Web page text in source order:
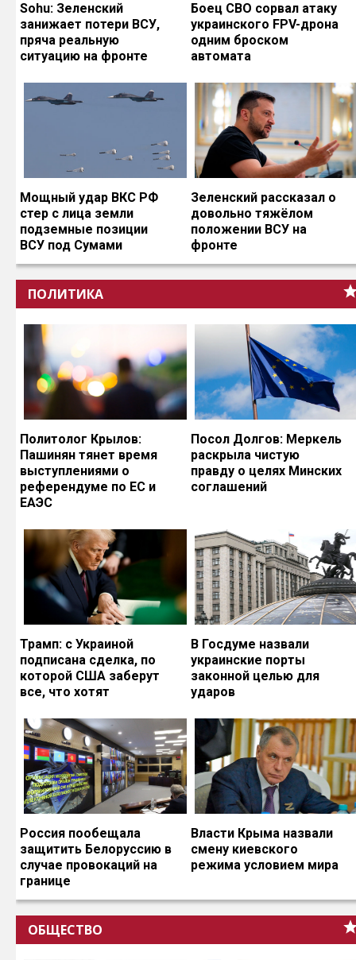
Sohu: Зеленский
занижает потери ВСУ,
пряча реальную
ситуацию на фронте
Боец СВО сорвал атаку
украинского FPV-дрона
одним броском
автомата
Мощный удар ВКС РФ
стер с лица земли
подземные позиции
ВСУ под Сумами
Зеленский рассказал о
довольно тяжёлом
положении ВСУ на
фронте
ПОЛИТИКА
Политолог Крылов:
Пашинян тянет время
выступлениями о
референдуме по ЕС и
ЕАЭС
Посол Долгов: Меркель
раскрыла чистую
правду о целях Минских
соглашений
Трамп: с Украиной
подписана сделка, по
которой США заберут
все, что хотят
В Госдуме назвали
украинские порты
законной целью для
ударов
Россия пообещала
защитить Белоруссию в
случае провокаций на
границе
Власти Крыма назвали
смену киевского
режима условием мира
ОБЩЕСТВО